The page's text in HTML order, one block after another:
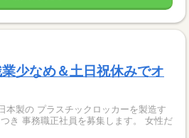
少なめ＆土日祝休みでオ
本製の プラスチックロッカーを製造す